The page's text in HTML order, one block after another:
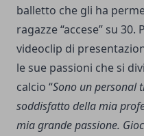
balletto che gli ha
ragazze “accese” su
videoclip di
le sue passioni che si
calcio “Sono un personal
soddisfatto della mia
mia grande passione.